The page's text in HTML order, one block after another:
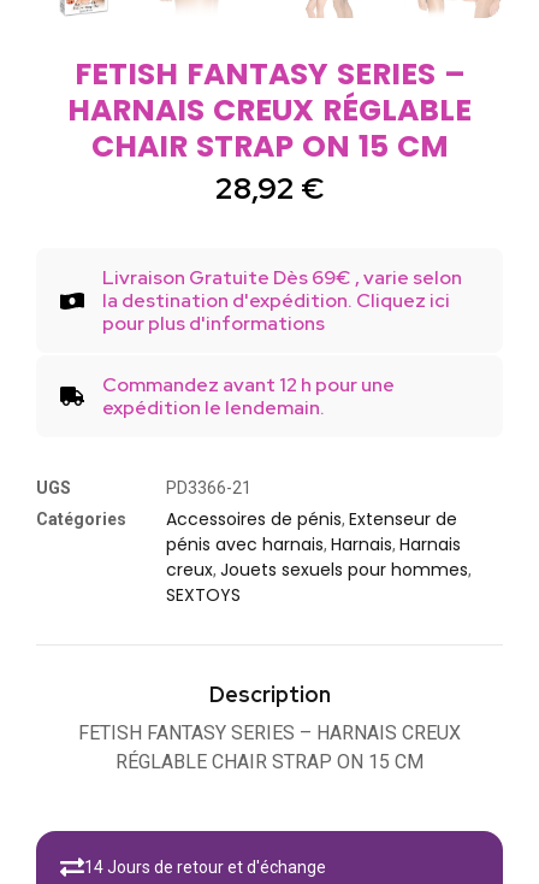
FETISH FANTASY SERIES –
HARNAIS CREUX RÉGLABLE
CHAIR STRAP ON 15 CM
28,92 €
Livraison Gratuite Dès 69€ , varie selon
la destination d'expédition. Cliquez ici
pour plus d'informations
Commandez avant 12 h pour une
expédition le lendemain.
UGS
PD3366-21
Catégories
Accessoires de pénis, Extenseur de
pénis avec harnais, Harnais, Harnais
creux, Jouets sexuels pour hommes,
SEXTOYS
Description
FETISH FANTASY SERIES – HARNAIS CREUX
RÉGLABLE CHAIR STRAP ON 15 CM
14 Jours de retour et d'échange